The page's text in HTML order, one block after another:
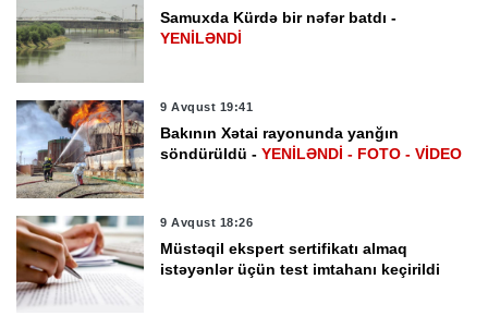
Samuxda Kürdə bir nəfər batdı -
YENİLƏNDİ
9 Avqust 19:41
Bakının Xətai rayonunda yanğın
söndürüldü -YENİLƏNDİ - FOTO - VİDEO
9 Avqust 18:26
Müstəqil ekspert sertifikatı almaq
istəyənlər üçün test imtahanı keçirildi